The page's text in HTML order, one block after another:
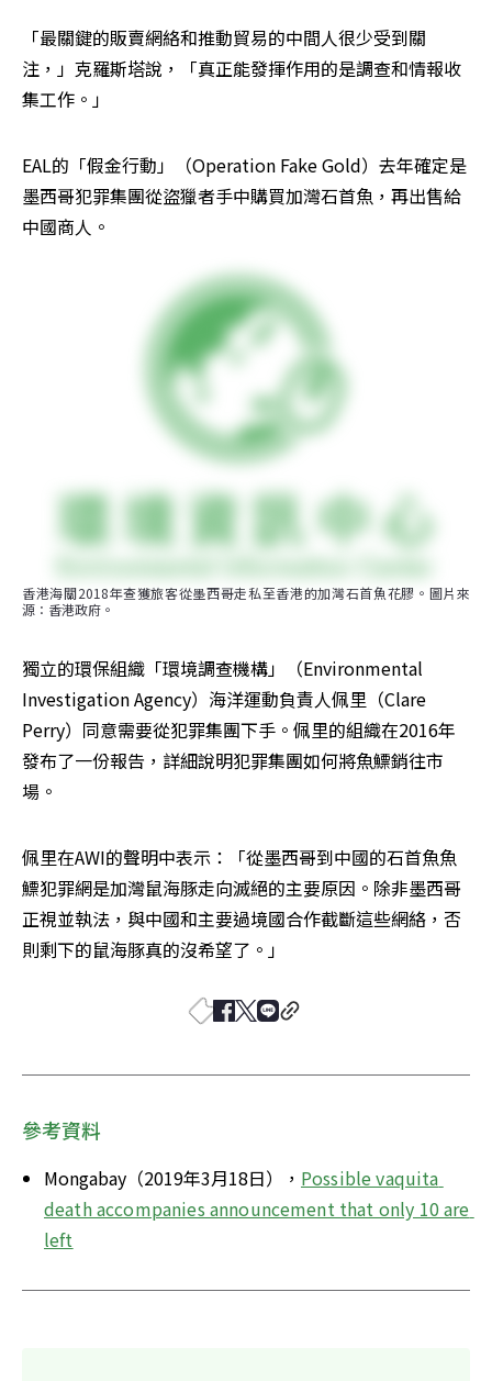
「最關鍵的販賣網絡和推動貿易的中間人很少受到關
注，」克羅斯塔說，「真正能發揮作用的是調查和情報收
集工作。」
EAL的「假金行動」（Operation Fake Gold）去年確定是
墨西哥犯罪集團從盜獵者手中購買加灣石首魚，再出售給
中國商人。
香港海關2018年查獲旅客從墨西哥走私至香港的加灣石首魚花膠。圖片來
源：香港政府。
獨立的環保組織「環境調查機構」（Environmental
Investigation Agency）海洋運動負責人佩里（Clare
Perry）同意需要從犯罪集團下手。佩里的組織在2016年
發布了一份報告，詳細說明犯罪集團如何將魚鰾銷往市
場。
佩里在AWI的聲明中表示：「從墨西哥到中國的石首魚魚
鰾犯罪網是加灣鼠海豚走向滅絕的主要原因。除非墨西哥
正視並執法，與中國和主要過境國合作截斷這些網絡，否
則剩下的鼠海豚真的沒希望了。」
參考資料
Mongabay（2019年3月18日）， Possible vaquita
death accompanies announcement that only 10 are
left